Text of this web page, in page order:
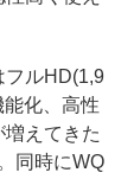
ルHD(1,9
化、高性
えてきた
同時にWQ